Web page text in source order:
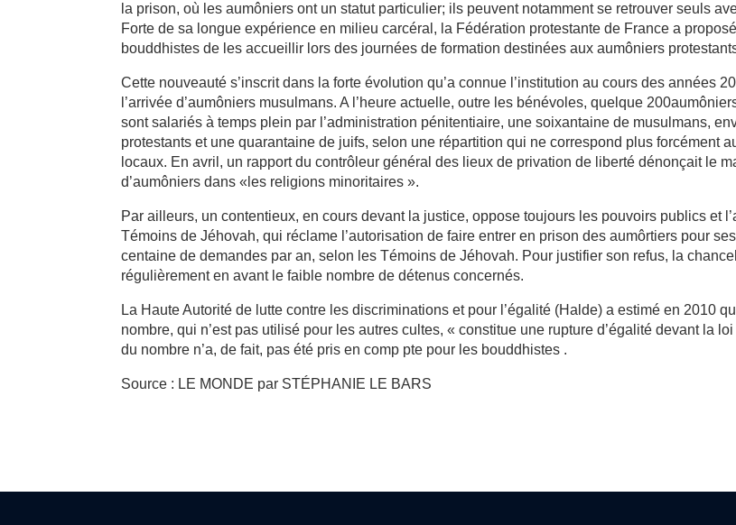
la prison, où les aumôniers ont un statut particulier; ils peuvent notamment se retrouver seuls
Forte de sa longue expérience en milieu carcéral, la Fédération protestante de France a
bouddhistes de les accueillir lors des journées de formation destinées aux aumôniers
Cette nouveauté s’inscrit dans la forte évolution qu’a connue l’institution au cours des années
l’arrivée d’aumôniers musulmans. A l’heure actuelle, outre les bénévoles, quelque
sont salariés à temps plein par l’administration pénitentiaire, une soixantaine de musulmans,
protestants et une quarantaine de juifs, selon une répartition qui ne correspond plus forcément
locaux. En avril, un rapport du contrôleur général des lieux de privation de liberté dénonçait le
d’aumôniers dans «les religions minoritaires ».
Par ailleurs, un contentieux, en cours devant la justice, oppose toujours les pouvoirs publics et
Témoins de Jéhovah, qui réclame l’autorisation de faire entrer en prison des aumôrtiers pour
centaine de demandes par an, selon les Témoins de Jéhovah. Pour justifier son refus, la
régulièrement en avant le faible nombre de détenus concernés.
La Haute Autorité de lutte contre les discriminations et pour l’égalité (Halde) a estimé en 2010
nombre, qui n’est pas utilisé pour les autres cultes, « constitue une rupture d’égalité devant la
du nombre n’a, de fait, pas été pris en comp pte pour les bouddhistes .
Source : LE MONDE par STÉPHANIE LE BARS